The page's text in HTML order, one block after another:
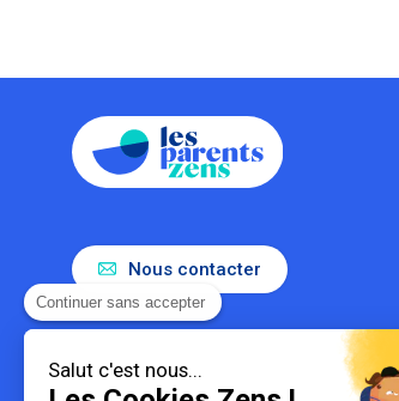
Continuer sans accepter
Salut c'est nous...
Nous contacter
Le référent de la parentalité en
entreprise
Gestionnaire de crèches